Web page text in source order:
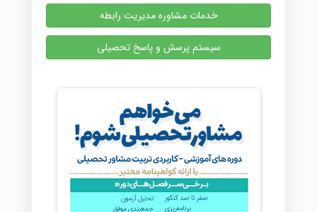
خدمات مشاوره مدیریت رابطه
سیستم پرسش و پاسخ تحصیلی